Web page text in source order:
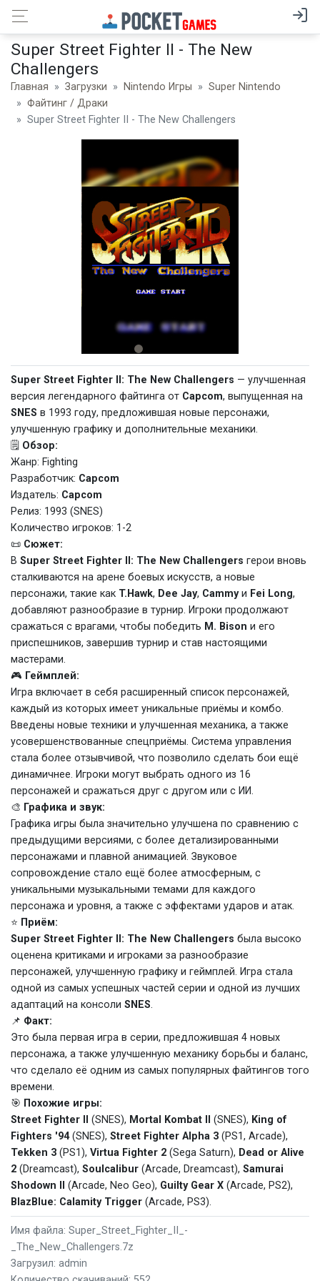
Super Street Fighter II - The New
Challengers
Главная Загрузки Nintendo Игры
Super Nintendo
Файтинг / Драки
Super Street Fighter II - The New Challengers
Super Street Fighter II: The New Challengers — улучшенная
версия легендарного файтинга от Capcom, выпущенная на
SNES в 1993 году, предложившая новые персонажи,
улучшенную графику и дополнительные механики.
🗒️ Обзор:
Жанр: Fighting
Разработчик: Capcom
Издатель: Capcom
Релиз: 1993 (SNES)
Количество игроков: 1-2
📜 Сюжет:
В Super Street Fighter II: The New Challengers герои вновь
сталкиваются на арене боевых искусств, а новые
персонажи, такие как T.Hawk, Dee Jay, Cammyи Fei Long,
добавляют разнообразие в турнир. Игроки продолжают
сражаться с врагами, чтобы победить M. Bison и его
приспешников, завершив турнир и став настоящими
мастерами.
🎮 Геймплей:
Игра включает в себя расширенный список персонажей,
каждый из которых имеет уникальные приёмы и комбо.
Введены новые техники и улучшенная механика, а также
усовершенствованные спецприёмы. Система управления
стала более отзывчивой, что позволило сделать бои ещё
динамичнее. Игроки могут выбрать одного из 16
персонажей и сражаться друг с другом или с ИИ.
🎨 Графика и звук:
Графика игры была значительно улучшена по сравнению с
предыдущими версиями, с более детализированными
персонажами и плавной анимацией. Звуковое
сопровождение стало ещё более атмосферным, с
уникальными музыкальными темами для каждого
персонажа и уровня, а также с эффектами ударов и атак.
⭐ Приём:
Super Street Fighter II: The New Challengers была высоко
оценена критиками и игроками за разнообразие
персонажей, улучшенную графику и геймплей. Игра стала
одной из самых успешных частей серии и одной из лучших
адаптаций на консоли SNES.
📌 Факт:
Это была первая игра в серии, предложившая 4 новых
персонажа, а также улучшенную механику борьбы и баланс,
что сделало её одним из самых популярных файтингов того
времени.
🎯 Похожие игры:
Street Fighter II
(SNES), Mortal Kombat II (SNES), King of
Fighters '94(SNES), Street Fighter Alpha 3 (PS1, Arcade),
Tekken 3 (PS1), Virtua Fighter 2 (Sega Saturn), Dead or Alive
2 (Dreamcast), Soulcalibur (Arcade, Dreamcast), Samurai
Shodown II
(Arcade, Neo Geo), Guilty Gear X (Arcade, PS2),
BlazBlue: Calamity Trigger (Arcade, PS3).
Имя файла: Super_Street_Fighter_II_-
_The_New_Challengers.7z
Загрузил: admin